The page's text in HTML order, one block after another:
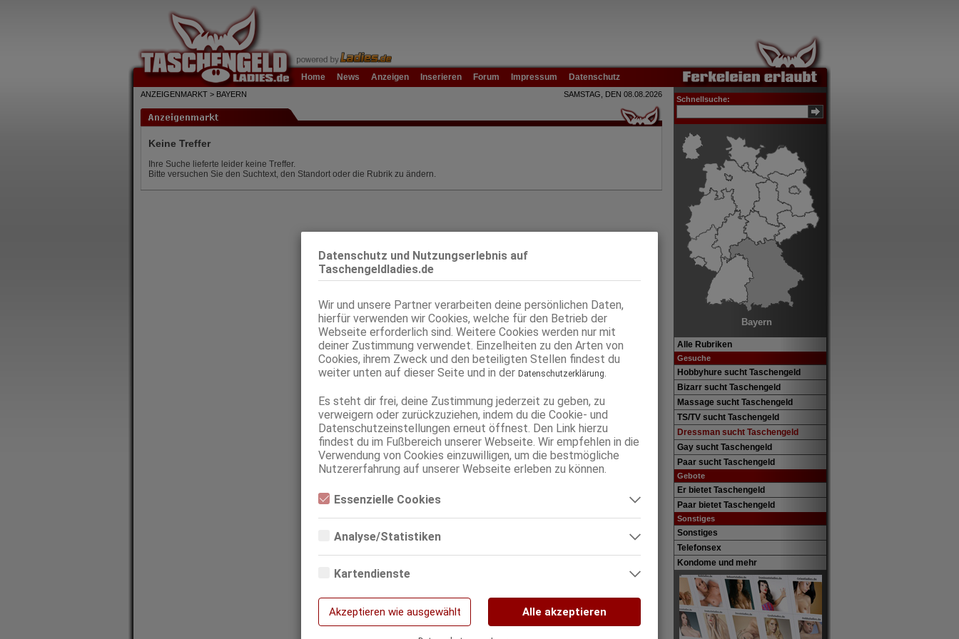
Datenschutz und Nutzungserlebnis auf
Taschengeldladies.de
Wir und unsere Partner verarbeiten deine persönlichen Daten,
hierfür verwenden wir Cookies, welche für den Betrieb der
Webseite erforderlich sind. Weitere Cookies werden nur mit
deiner Zustimmung verwendet. Einzelheiten zu den Arten von
Cookies, ihrem Zweck und den beteiligten Stellen findest du
weiter unten auf dieser Seite und in der Datenschutzerklärung.
Es steht dir frei, deine Zustimmung jederzeit zu geben, zu
verweigern oder zurückzuziehen, indem du die Cookie- und
Datenschutzeinstellungen erneut öffnest. Den Link hierzu
findest du im Fußbereich unserer Webseite. Wir empfehlen in die
Verwendung von Cookies einzuwilligen, um die bestmögliche
Nutzererfahrung auf unserer Webseite erleben zu können.
Essenzielle Cookies
Essenzielle Cookies sind alle notwendigen Cookies, die für den Betrieb
werden. Die Webseite kann ohne diese Cookies nicht richtig
Analyse/Statistiken
Analyse- bzw. Statistikcookies sind Cookies, die der Analyse der
Zugriffsstatistiken dienen. Sie helfen den Webseiten-Besitzern zu
Informationen anonym gesammelt und gemeldet werden.
Google Analytics
Kartendienste
Wenn Sie Google Maps auf unserer Webseite nutzen, können Informationen über
Akzeptieren wie ausgewählt Alle akzeptieren
Home News Anzeigen Inserieren Forum Impressum Datenschutz
ANZEIGENMARKT > BAYERN SAMSTAG, DEN 08.08.2026
Keine Treffer
Ihre Suche lieferte leider keine Treffer.
Bitte versuchen Sie den Suchtext, den Standort oder die Rubrik zu ändern.
Schnellsuche:
Bayern
Alle Rubriken
Gesuche
Hobbyhure sucht Taschengeld
Bizarr sucht Taschengeld
Massage sucht Taschengeld
TS/TV sucht Taschengeld
Dressman sucht Taschengeld
Gay sucht Taschengeld
Paar sucht Taschengeld
Gebote
Er bietet Taschengeld
Paar bietet Taschengeld
Sonstiges
Sonstiges
Telefonsex
Kondome und mehr